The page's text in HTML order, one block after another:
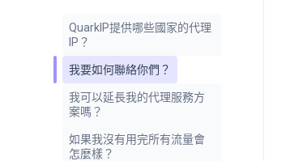
QuarkIP提供哪些國家的代理
IP？
我要如何聯絡你們？
我可以延長我的代理服務方
案嗎？
如果我沒有用完所有流量會
怎麼樣？